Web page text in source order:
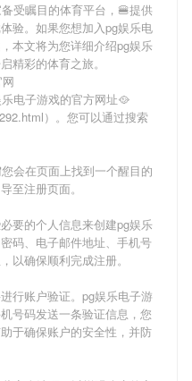
受瞩目的体育平台，🍔提供
验。如果您想加入pg娱乐电
本文将为您详细介绍pg娱乐
精彩的体育之旅。
电子游戏的官方网址🥘
）。您可以通过搜索
会在页面上找到一个醒目的
至注册页面。
要的个人信息来创建pg娱乐
码、电子邮件地址、手机号
以确保顺利完成注册。
行账户验证。 pg娱乐电子游
号码发送一条验证信息，您
于确保账户的安全性，并防